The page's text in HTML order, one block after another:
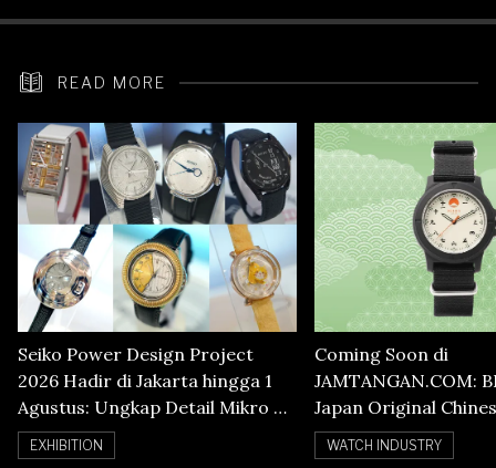
READ MORE
Seiko Power Design Project
2026 Hadir di Jakarta hingga 1
Agustus: Ungkap Detail Mikro di
Balik Seni Watchmaking
EXHIBITION
Coming Soon di
JAMTANGAN.COM:
Japan Original
Numerals Watch
WATCH INDUSTRY